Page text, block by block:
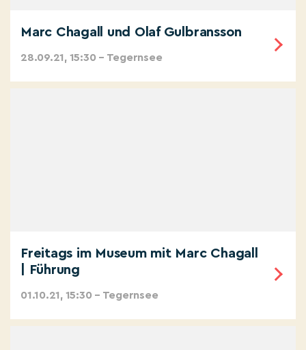
Marc Chagall und Olaf Gulbransson
28.09.21, 15:30 – Tegernsee
Freitags im Museum mit Marc Chagall
| Führung
01.10.21, 15:30 – Tegernsee